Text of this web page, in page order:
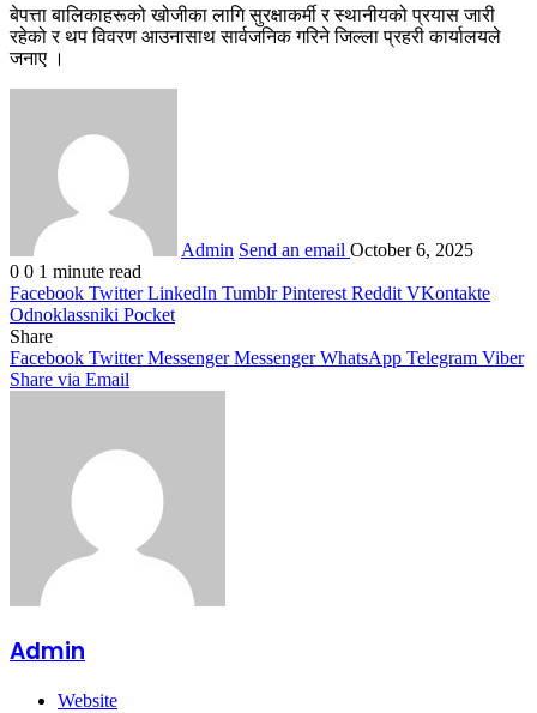
बेपत्ता बालिकाहरूको खोजीका लागि सुरक्षाकर्मी र स्थानीयको प्रयास जारी
रहेको र थप विवरण आउनासाथ सार्वजनिक गरिने जिल्ला प्रहरी कार्यालयले
जनाए ।
Admin Send an email October 6, 2025
0 0 1 minute read
Facebook Twitter LinkedIn Tumblr Pinterest Reddit VKontakte
Odnoklassniki Pocket
Share
Facebook Twitter Messenger Messenger WhatsApp Telegram Viber
Share via Email
Admin
Website